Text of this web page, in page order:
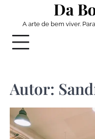
content
Da
A arte de bem viver.
Autor: